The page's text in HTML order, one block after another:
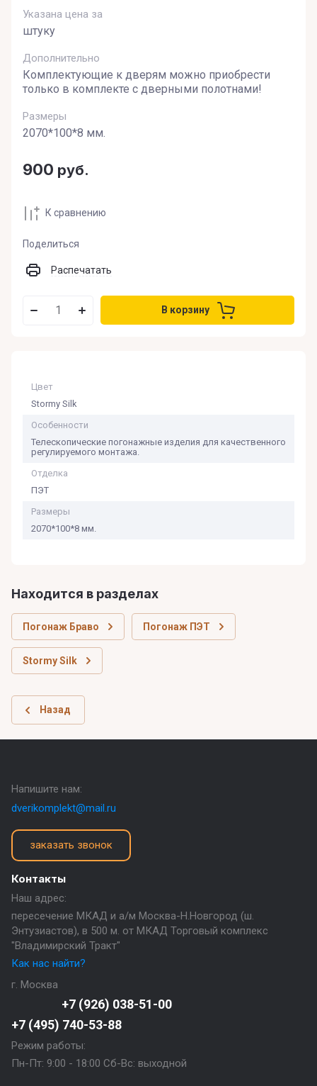
Указана цена за
штуку
Дополнительно
Комплектующие к дверям можно приобрести
только в комплекте с дверными полотнами!
Размеры
2070*100*8 мм.
900 руб.
К сравнению
Поделиться
Распечатать
В корзину
Цвет
Stormy Silk
Особенности
Телескопические погонажные изделия для качественного
регулируемого монтажа.
Отделка
ПЭТ
Размеры
2070*100*8 мм.
Находится в разделах
Погонаж Браво Погонаж ПЭТ
Stormy Silk
Назад
Контакты
Наш адрес:
пересечение МКАД и а/м Москва-Н.Новгород (ш.
Энтузиастов), в 500 м. от МКАД Торговый комплекс
"Владимирский Тракт"
Как нас найти?
г. Москва
+7 (926) 038-51-00
+7 (495) 740-53-88
Режим работы:
Пн-Пт: 9:00 - 18:00 Сб-Вс: выходной
Напишите нам:
dverikomplekt@mail.ru
заказать звонок